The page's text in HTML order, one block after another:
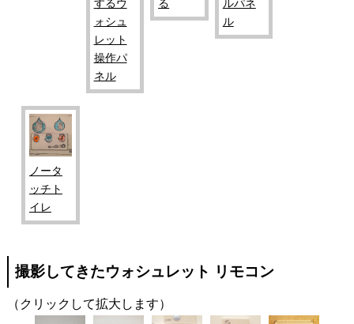
するウ
ォシュ
レット
操作パ
ネル
る
ルパネ
ル
ノータ
ッチト
イレ
撮影してきたウォシュレット リモコン
（クリックして拡大します）